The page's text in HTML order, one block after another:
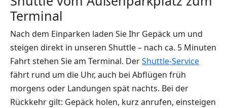
Terminal
Nach dem Einparken laden Sie Ihr Gepäck um und
steigen direkt in unseren Shuttle – nach ca. 5 Minuten
Fahrt stehen Sie am Terminal. DerShuttle-Service
fährt rund um die Uhr, auch bei Abflügen früh
morgens oder Landungen spät nachts. Bei der
Rückkehr gilt: Gepäck holen, kurz anrufen, einsteigen